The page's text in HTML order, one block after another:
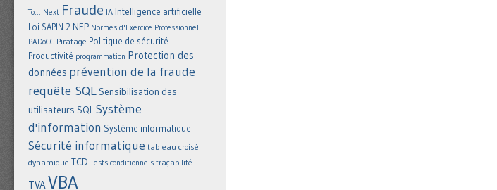
To... Next Fraude IA Intelligence artificielle
Loi SAPIN 2 NEP Normes d'Exercice Professionnel
PADoCC Piratage Politique de sécurité
Productivité programmation Protection des
données prévention de la fraude
requête SQL Sensibilisation des
utilisateurs SQLSystème
d'information Système informatique
Sécurité informatique tableau croisé
dynamique TCD Tests conditionnels traçabilité
TVAVBA